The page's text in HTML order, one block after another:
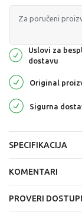
Uslovi za
dostavu
Original
Sigurna
SPECIFIKACIJA
KOMENTARI
PROVERI